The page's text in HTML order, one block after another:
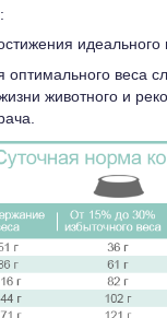
идеального
оптимального веса
животного и